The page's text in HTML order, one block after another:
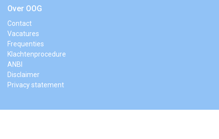
Over OOG
Contact
Vacatures
Frequenties
Klachtenprocedure
ANBI
Disclaimer
Privacy statement